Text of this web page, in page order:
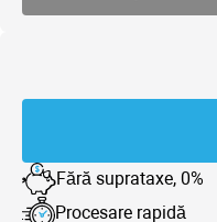
Fără suprataxe, 0%
Procesare rapidă